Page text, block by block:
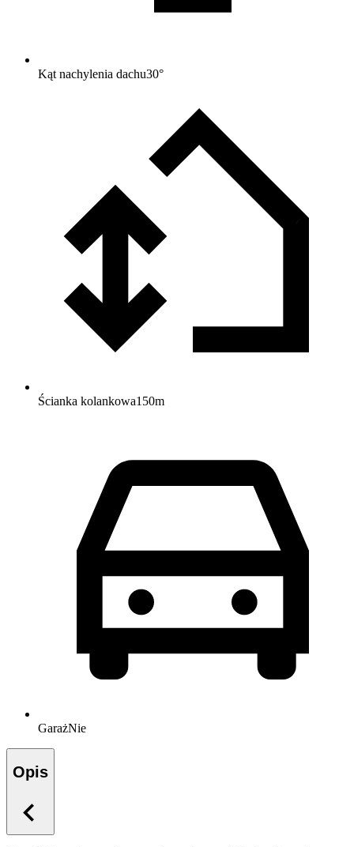
Kąt nachylenia dachu30°
Ścianka kolankowa150m
GarażNie
Opis